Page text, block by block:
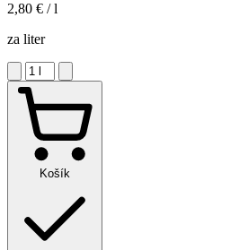
2,80 € / l
za liter
Košík